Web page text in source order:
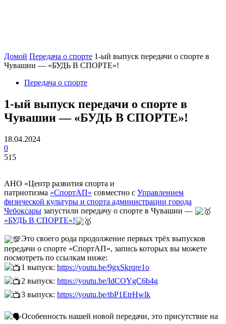
Домой Передача о спорте 1-ый выпуск передачи о спорте в
Чувашии — «БУДЬ В СПОРТЕ»!
Передача о спорте
1-ый выпуск передачи о спорте в
Чувашии — «БУДЬ В СПОРТЕ»!
18.04.2024
0
515
АНО «Центр развития спорта и
патриотизма «СпортАП» совместно с Управлением
физической культуры и спорта администрации города
Чебоксары запустили передачу о спорте в Чувашии —
«БУДЬ В СПОРТЕ»!
Это своего рода продолжение первых трёх выпусков
передачи о спорте «СпортАП», запись которых вы можете
посмотреть по ссылкам ниже:
1 выпуск:https://youtu.be/9gxSkrqre1o
2 выпуск:https://youtu.be/IdCOYgC6b4g
3 выпуск:https://youtu.be/tbP1EtrHwlk
Особенность нашей новой передачи, это присутствие на